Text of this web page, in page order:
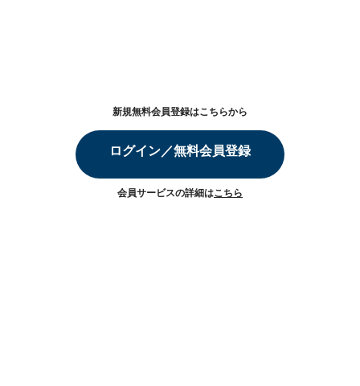
新規無料会員登録はこちらから
ログイン／無料会員登録
会員サービスの詳細はこちら